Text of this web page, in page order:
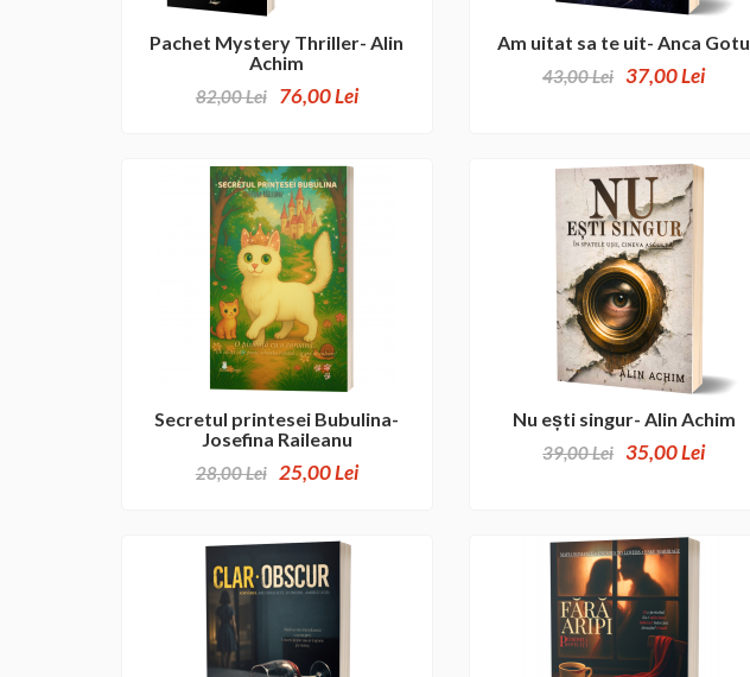
Pachet Mystery Thriller- Alin
Achim
82,00 Lei 76,00 Lei
Am uitat sa te uit- Anca Gotu
43,00 Lei 37,00 Lei
Secretul printesei Bubulina-
Josefina Raileanu
28,00 Lei 25,00 Lei
Nu ești singur- Alin Achim
39,00 Lei 35,00 Lei